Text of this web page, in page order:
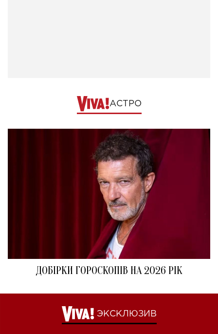
АСТРО
ДОБІРКИ ГОРОСКОПІВ НА 2026 РІК
ЭКСКЛЮЗИВ